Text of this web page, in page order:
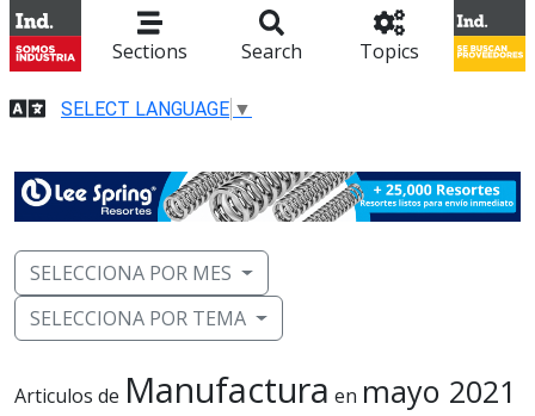
Sections Search Topics
SELECT LANGUAGE ▼
SELECCIONA POR MES
SELECCIONA POR TEMA
Articulos de Manufactura en mayo 2021